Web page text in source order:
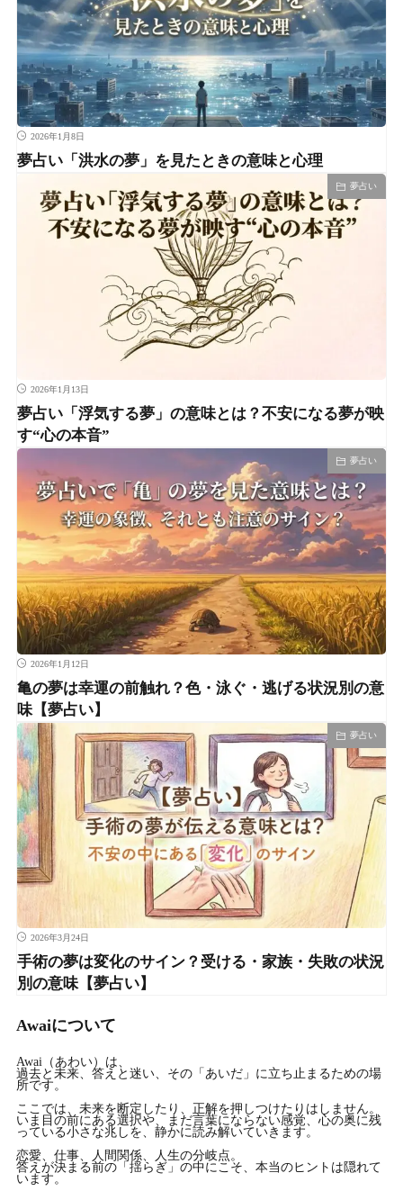
2026年1月8日
夢占い「洪水の夢」を見たときの意味と心理
夢占い
2026年1月13日
夢占い「浮気する夢」の意味とは？不安になる夢が映
す“心の本音”
夢占い
2026年1月12日
亀の夢は幸運の前触れ？色・泳ぐ・逃げる状況別の意
味【夢占い】
夢占い
2026年3月24日
手術の夢は変化のサイン？受ける・家族・失敗の状況
別の意味【夢占い】
Awaiについて
Awai（あわい）は、
過去と未来、答えと迷い、その「あいだ」に立ち止まるための場
所です。
ここでは、未来を断定したり、正解を押しつけたりはしません。
いま目の前にある選択や、まだ言葉にならない感覚、心の奥に残
っている小さな兆しを、静かに読み解いていきます。
恋愛、仕事、人間関係、人生の分岐点。
答えが決まる前の「揺らぎ」の中にこそ、本当のヒントは隠れて
います。